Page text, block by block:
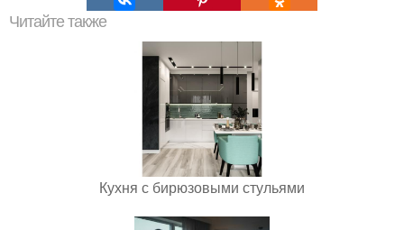
Читайте также
Кухня с бирюзовыми стульями